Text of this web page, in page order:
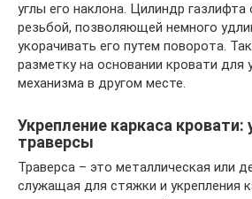
углы его наклона. Цилиндр
резьбой, позволяющей немного
укорачивать его путем поворота.
разметку на основании кровати для
механизма в другом месте.
Укрепление каркаса кровати:
траверсы
Траверса – это металлическая или
служащая для стяжки и укрепления